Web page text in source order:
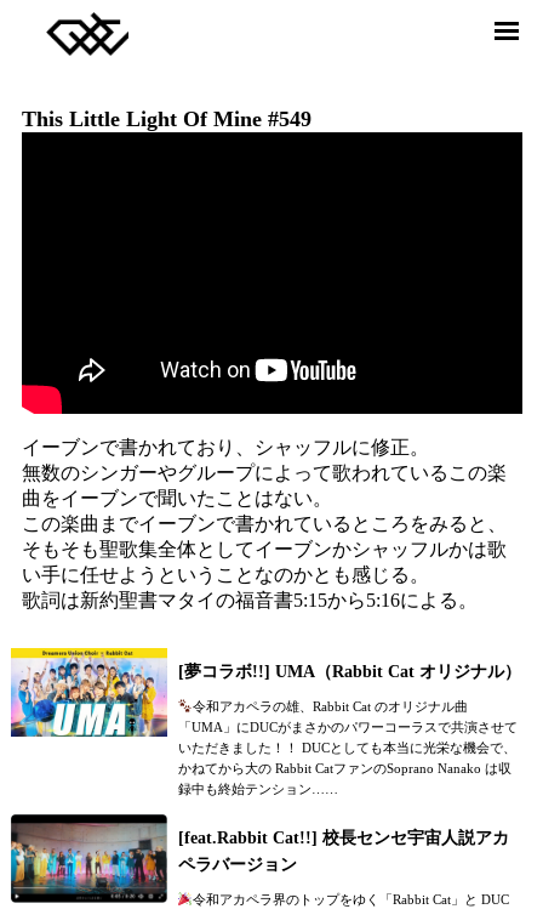
This Little Light Of Mine #549
イーブンで書かれており、シャッフルに修正。
無数のシンガーやグループによって歌われているこの楽
曲をイーブンで聞いたことはない。
この楽曲までイーブンで書かれているところをみると、
そもそも聖歌集全体としてイーブンかシャッフルかは歌
い手に任せようということなのかとも感じる。
歌詞は新約聖書マタイの福音書5:15から5:16による。
[夢コラボ!!] UMA（Rabbit Cat オリジナル）
令和アカペラの雄、Rabbit Cat のオリジナル曲
「UMA」にDUCがまさかのパワーコーラスで共演させて
いただきました！！ DUCとしても本当に光栄な機会で、
かねてから大の Rabbit CatファンのSoprano Nanako は収
録中も終始テンション……
[feat.Rabbit Cat!!] 校長センセ宇宙人説アカ
ペラバージョン
令和アカペラ界のトップをゆく「Rabbit Cat」と DUC
MEMBER
Instagram
YouTube
SONG JOURNEY